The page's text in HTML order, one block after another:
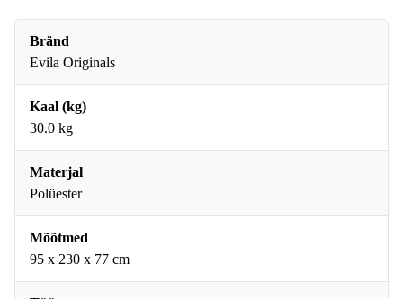
Bränd
Evila Originals
Kaal (kg)
30.0 kg
Materjal
Polüester
Mõõtmed
95 x 230 x 77 cm